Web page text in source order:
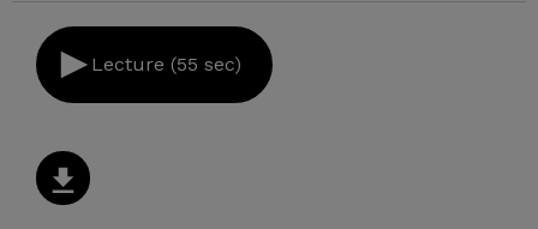
Lecture (55 sec)